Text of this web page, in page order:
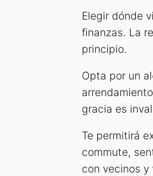
Elegir dónde
finanzas. La
principio.
Opta por un
gracia es
Te permitirá
commute,
con vecinos y